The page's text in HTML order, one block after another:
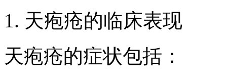
1. 天疱疮的临床表现
天疱疮的症状包括：